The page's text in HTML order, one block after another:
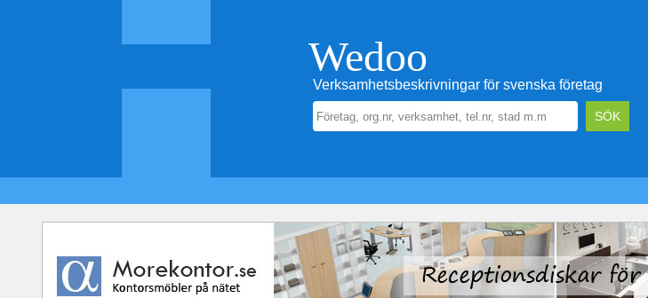
Wedoo
Verksamhetsbeskrivningar för svenska företag